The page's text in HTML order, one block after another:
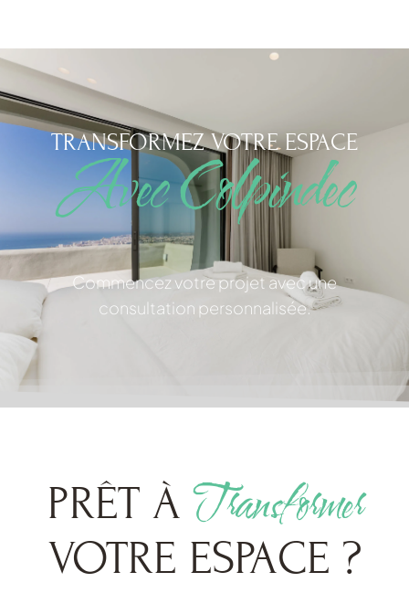
TRANSFORMEZ VOTRE ESPACE
Avec Colpindec
Commencez votre projet avec une
consultation personnalisée.
PRÊT ÀTransformer
VOTRE ESPACE ?